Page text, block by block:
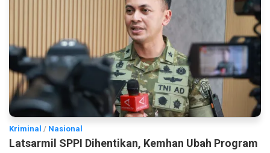
Kriminal / Nasional
Latsarmil SPPI Dihentikan, Kemhan Ubah Program